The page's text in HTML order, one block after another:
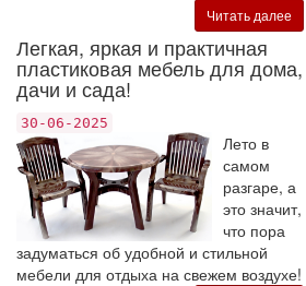
Читать далее
Легкая, яркая и практичная
пластиковая мебель для дома,
дачи и сада!
30-06-2025
Лето в
самом
разгаре, а
это значит,
что пора
задуматься об удобной и стильной
мебели для отдыха на свежем воздухе!